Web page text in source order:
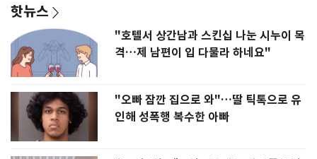
핫뉴스
"호텔서 상간남과 스킨십 나눈 시누이 목
격…제 남편이 입 다물라 하네요"
"오빠 잠깐 집으로 와"…딸 틱톡으로 유
인해 성폭행 복수한 아빠